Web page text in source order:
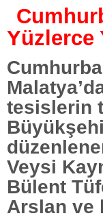
Yüzlerce
tesislerin
Veysi
Bülent
Arslan ve